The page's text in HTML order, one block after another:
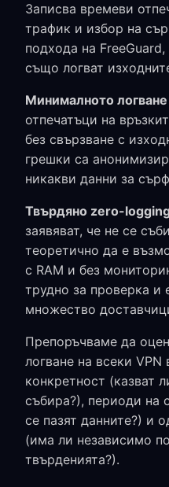
Записва времеви
трафик и избор на
подхода на
също логват
Минималното
отпечатъци на
без свързване с
грешки са
никакви данни за
Твърдяно zero-
заявяват, че не се
теоретично да е
с RAM и без
трудно за проверка и
множество
Препоръчваме да
логване на всеки VPN
конкретност (казват
събира?), периоди на
се пазят данните?) и
(има ли независимо
твърденията?).